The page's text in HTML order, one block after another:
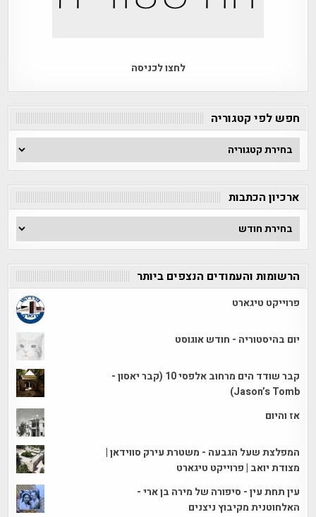
לחצו לכניסה
חפש לפי קטגוריה
חפש
לפי
ארכיון הכתבות
ארכיון
הכתבות
הרשומות והעמודים הנצפים ביותר
פרוייקט טיגארט
יום בהיסטוריה - חודש אוגוסט
קבר שודד הים מרחוב אלפסי 10 (קבר יאסון -
Jason’s Tomb)
אז והיום
המפלצת שעל הגבעה - משטרת עירק סווידאן |
מצודת יואב | פרוייקט טיגארט
עין תחת עין - סיפורה של מירה בן ארי -
האלחוטנית מקיבוץ ניצנים